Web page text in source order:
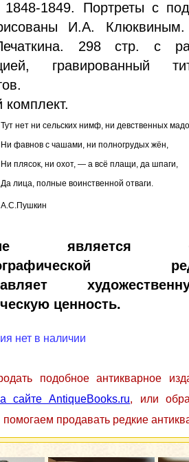
1848-1849. Портреты с
И.А. Клюквиным.
298 стр. с
гравированный
Тут нет ни сельских нимф, ни девственных
Ни фавнов с чашами, ни полногрудых жён,
Ни плясок, ни охот, — а всё плащи, да шпаги,
Да лица, полные воинственной отваги.
А.С.Пушкин
является
ценность.
нет в наличии
подобное антикварное
сайте AntiqueBooks.ru, или
продавать редкие